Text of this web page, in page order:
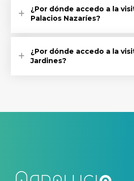
¿Por dónde accedo a la
Palacios Nazaríes?
¿Por dónde accedo a la
Jardines?